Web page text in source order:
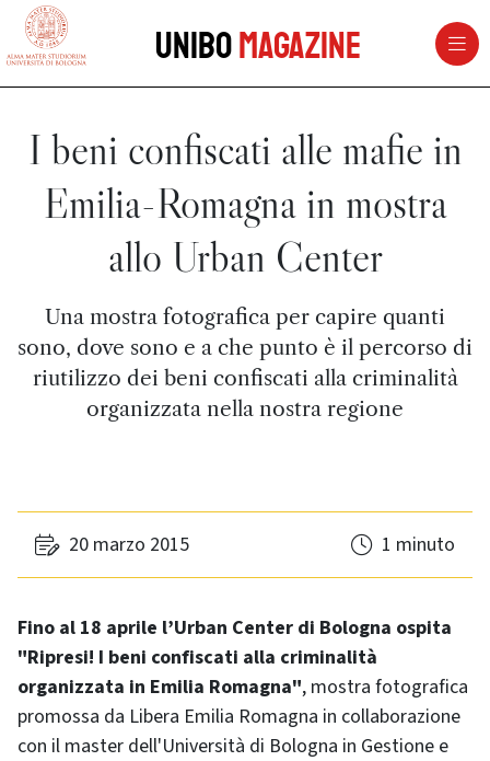
vai al contenuto della pagina
UniboMagazine
I beni confiscati alle mafie in
Emilia-Romagna in mostra
allo Urban Center
Una mostra fotografica per capire quanti
sono, dove sono e a che punto è il percorso di
riutilizzo dei beni confiscati alla criminalità
organizzata nella nostra regione
20 marzo 2015 1 minuto
Fino al 18 aprile l’Urban Center di Bologna ospita
"Ripresi! I beni confiscati alla criminalità
organizzata in Emilia Romagna", mostra fotografica
promossa da Libera Emilia Romagna in collaborazione
con il master dell'Università di Bologna in Gestione e